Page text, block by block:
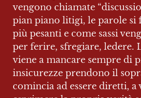
vengono chiamate
pian piano litigi, le parole si
più pesanti e come sassi
per ferire, sfregiare, ledere.
viene a mancare sempre di
insicurezze prendono il
comincia ad essere diretti, a